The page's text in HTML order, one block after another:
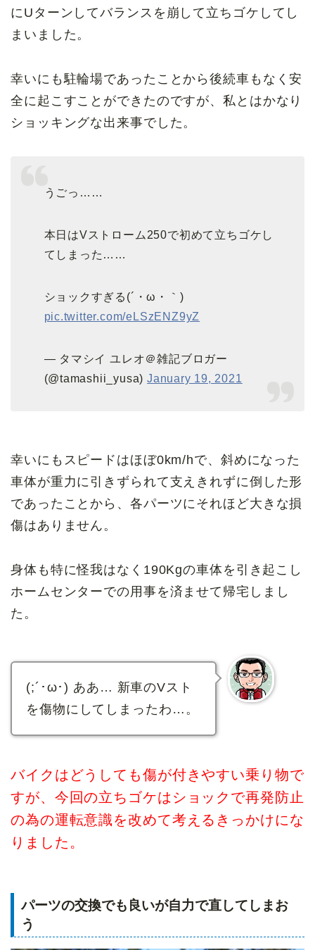
にUターンしてバランスを崩して立ちゴケしてし
まいました。
幸いにも駐輪場であったことから後続車もなく安
全に起こすことができたのですが、私とはかなり
ショッキングな出来事でした。
うごっ……
本日はVストローム250で初めて立ちゴケし
てしまった……
ショックすぎる(´・ω・｀)
pic.twitter.com/eLSzENZ9yZ
— タマシイ ユレオ＠雑記ブロガー
(@tamashii_yusa) January 19, 2021
幸いにもスピードはほぼ0km/hで、斜めになった
車体が重力に引きずられて支えきれずに倒した形
であったことから、各パーツにそれほど大きな損
傷はありません。
身体も特に怪我はなく190Kgの車体を引き起こし
ホームセンターでの用事を済ませて帰宅しまし
た。
(;´･ω･) ああ… 新車のVスト
を傷物にしてしまったわ…。
バイクはどうしても傷が付きやすい乗り物で
すが、今回の立ちゴケはショックで再発防止
の為の運転意識を改めて考えるきっかけにな
りました。
パーツの交換でも良いが自力で直してしまお
う